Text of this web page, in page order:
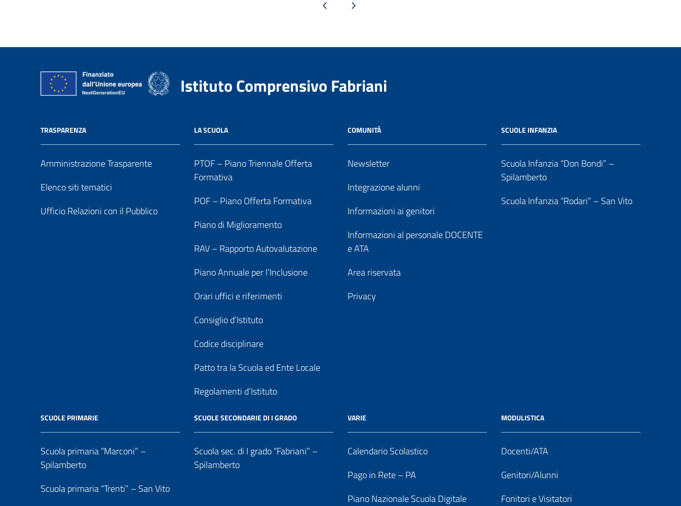
Pagina precedentePagina successiva
Istituto Comprensivo Fabriani
TRASPARENZA
Amministrazione Trasparente
Elenco siti tematici
Ufficio Relazioni con il Pubblico
LA SCUOLA
PTOF – Piano Triennale Offerta
Formativa
POF – Piano Offerta Formativa
Piano di Miglioramento
RAV – Rapporto Autovalutazione
Piano Annuale per l’Inclusione
Orari uffici e riferimenti
Consiglio d’Istituto
Codice disciplinare
Patto tra la Scuola ed Ente Locale
Regolamenti d’Istituto
COMUNITÀ
Newsletter
Integrazione alunni
Informazioni ai genitori
Informazioni al personale DOCENTE
e ATA
Area riservata
Privacy
SCUOLE INFANZIA
Scuola Infanzia “Don Bondi” –
Spilamberto
Scuola Infanzia “Rodari” – San Vito
SCUOLE PRIMARIE
Scuola primaria “Marconi” –
Spilamberto
Scuola primaria “Trenti” – San Vito
SCUOLE SECONDARIE DI I GRADO
Scuola sec. di I grado “Fabriani” –
Spilamberto
VARIE
Calendario Scolastico
Pago in Rete – PA
Piano Nazionale Scuola Digitale
MODULISTICA
Docenti/ATA
Genitori/Alunni
Fonitori e Visitatori